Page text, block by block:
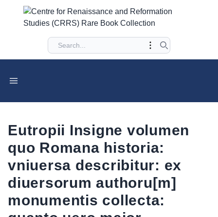
Eutropii Insigne volumen
quo Romana historia:
vniuersa describitur: ex
diuersorum authoru[m]
monumentis collecta: